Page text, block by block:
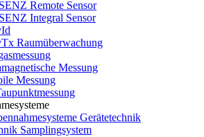
Remote Sensor
Integral Sensor
Raumüberwachung
Messung
Messung
Gerätetechnik
Samplingsystem